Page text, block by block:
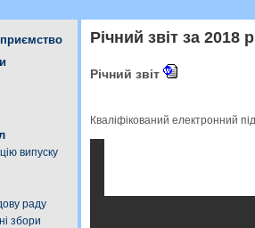
випуску
раду
збори
Річний звіт за 2018
Річний звіт
Кваліфікований електронний